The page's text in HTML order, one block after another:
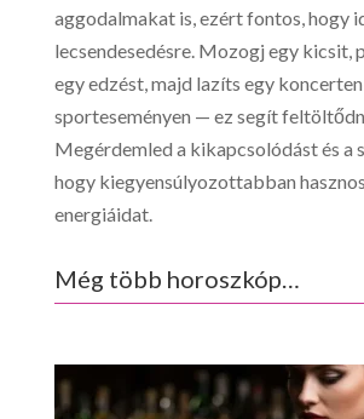
aggodalmakat is, ezért fontos, hogy
lecsendesedésre. Mozogj egy kicsit,
egy edzést, majd lazíts egy
sporteseményen — ez segít
Megérdemled a kikapcsolódást és a
hogy kiegyensúlyozottabban
energiáidat.
Még több horoszkóp…